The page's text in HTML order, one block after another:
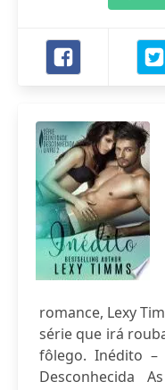
romance, Lexy
série que irá
fôlego. Inédito
Desconhecida